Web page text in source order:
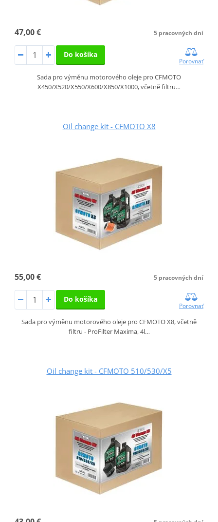
47,00 € 5 pracovných dní
Do košíka
Porovnať
Sada pro výměnu motorového oleje pro CFMOTO
X450/X520/X550/X600/X850/X1000, včetně filtru…
Oil change kit - CFMOTO X8
55,00 € 5 pracovných dní
Do košíka
Porovnať
Sada pro výměnu motorového oleje pro CFMOTO X8, včetně
filtru - ProFilter Maxima, 4l…
Oil change kit - CFMOTO 510/530/X5